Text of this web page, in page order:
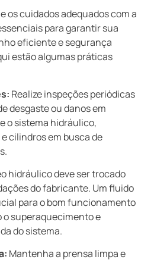
os cuidados adequados com a
para garantir sua
eficiente e segurança
estão algumas práticas
Realize inspeções periódicas
desgaste ou danos em
o sistema hidráulico,
cilindros em busca de
hidráulico deve ser trocado
do fabricante. Um fluido
para o bom funcionamento
o superaquecimento e
do sistema.
Mantenha a prensa limpa e